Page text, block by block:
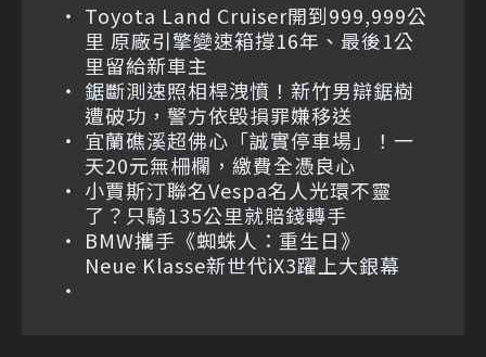
Toyota Land Cruiser開到999,999公
里 原廠引擎變速箱撐16年、最後1公
里留給新車主
鋸斷測速照相桿洩憤！新竹男辯鋸樹
遭破功，警方依毀損罪嫌移送
宜蘭礁溪超佛心「誠實停車場」！一
天20元無柵欄，繳費全憑良心
小賈斯汀聯名Vespa名人光環不靈
了？只騎135公里就賠錢轉手
BMW攜手《蜘蛛人：重生日》
Neue Klasse新世代iX3躍上大銀幕